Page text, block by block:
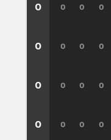
0
0
0
0
0
0
0
0
0
0
0
0
0
0
0
0